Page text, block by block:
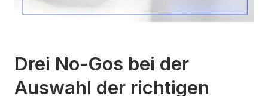
Drei No-Gos bei der
Auswahl der richtigen